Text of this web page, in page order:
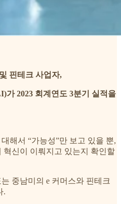
핀테크 사업자,
가 2023 회계연도 3분기 실적을
해서 “가능성”만 보고 있을 뿐,
혁신이 이뤄지고 있는지 확인할
중남미의 e 커머스와 핀테크
.